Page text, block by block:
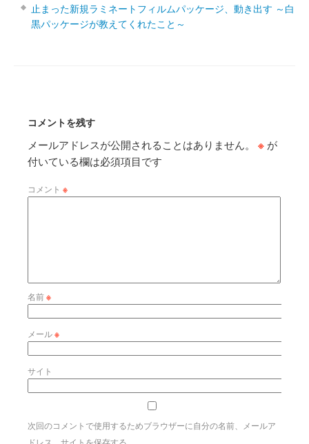
止まった新規ラミネートフィルムパッケージ、動き出す ～白
黒パッケージが教えてくれたこと～
コメントを残す
メールアドレスが公開されることはありません。 ※ が
付いている欄は必須項目です
コメント ※
名前※
メール※
サイト
次回のコメントで使用するためブラウザーに自分の名前、メールア
ドレス、サイトを保存する。